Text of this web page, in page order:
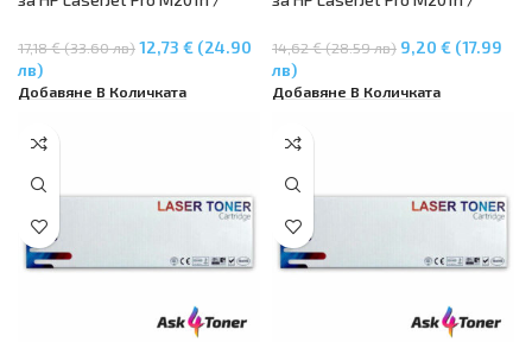
M125nw, MFP M127fn / MFP
M127fw, MFP M225dn / MFP
M225dw
17,18 € (33.60 лв)12,73 € (24.90
лв)
Добавяне В Количката
M125nw, MFP M127fn / MFP
M127fw, MFP M225dn / MFP
M225dw
14,62 € (28.59 лв) 9,20 € (17.99
лв)
Добавяне В Количката